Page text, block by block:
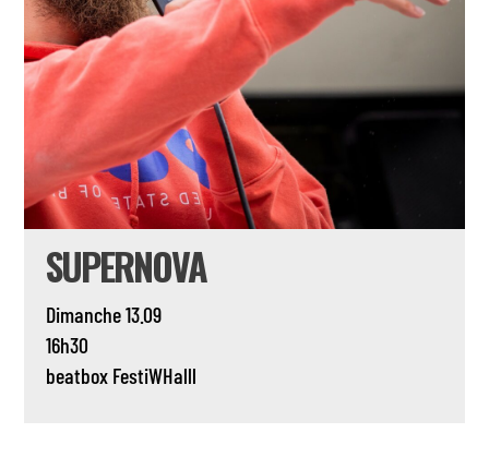
SUPERNOVA
Dimanche 13.09
16h30
beatbox FestiWHalll